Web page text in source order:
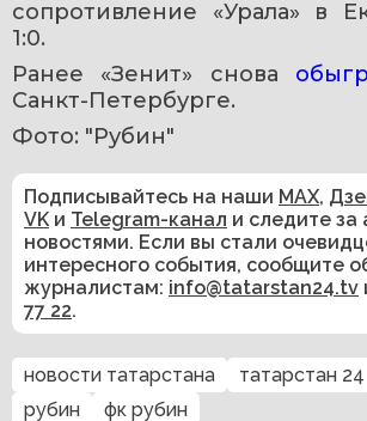
сопротивление «Урала» в
1:0.
Ранее «Зенит» снова
Санкт-Петербурге.
Фото: "Рубин"
Подписывайтесь на наши MAX,
VK и Telegram-канал и следите за
новостями. Если вы стали
интересного события, сообщите
журналистам: info@tatarstan24.tv
77 22.
новости татарстана татарстан 24
рубин
фк рубин